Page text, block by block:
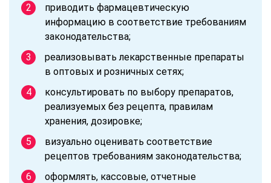
приводить фармацевтическую
информацию в соответствие требованиям
законодательства;
реализовывать лекарственные препараты
в оптовых и розничных сетях;
консультировать по выбору препаратов,
реализуемых без рецепта, правилам
хранения, дозировке;
визуально оценивать соответствие
рецептов требованиям законодательства;
оформлять, кассовые, отчетные